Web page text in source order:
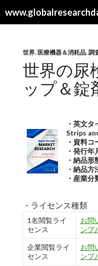
索
世界, 医療機器＆消耗品, 調
世界の尿
ップ＆錠
・英文
Strips
・資料
・発行
・納品
・納品方
・産業
・ライセンス種類
1名閲覧ライ
センス
お問
ンプ
企業閲覧ライ
センス
お問
ンプ